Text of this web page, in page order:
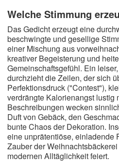
Welche Stimmung
Das Gedicht erzeugt eine
beschwingte und gesellige
einer Mischung aus
kreativer Begeisterung und
Gemeinschaftsgefühl. Ein
durchzieht die Zeilen, der sich
Perfektionsdruck ("Contest"),
verdrängte Kalorienangst lustig
Beschreibungen wecken
Duft von Gebäck, den
bunte Chaos der Dekoration.
eine unprätentiöse, einladende
Zauber der
modernen Alltäglichkeit feiert.